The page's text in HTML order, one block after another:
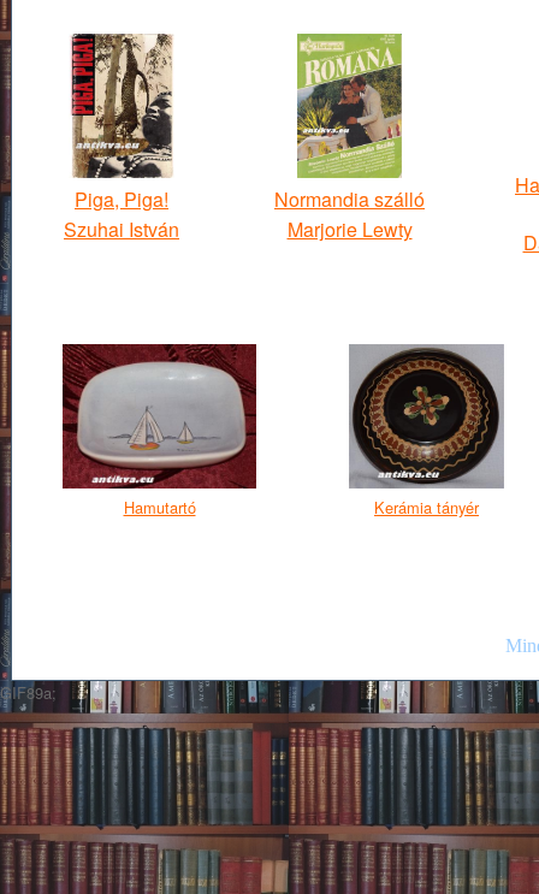
Piga, Piga!
Szuhai István
Normandia szálló
Marjorie Lewty
Hamutartó Kerámia tányér
GIF89a;